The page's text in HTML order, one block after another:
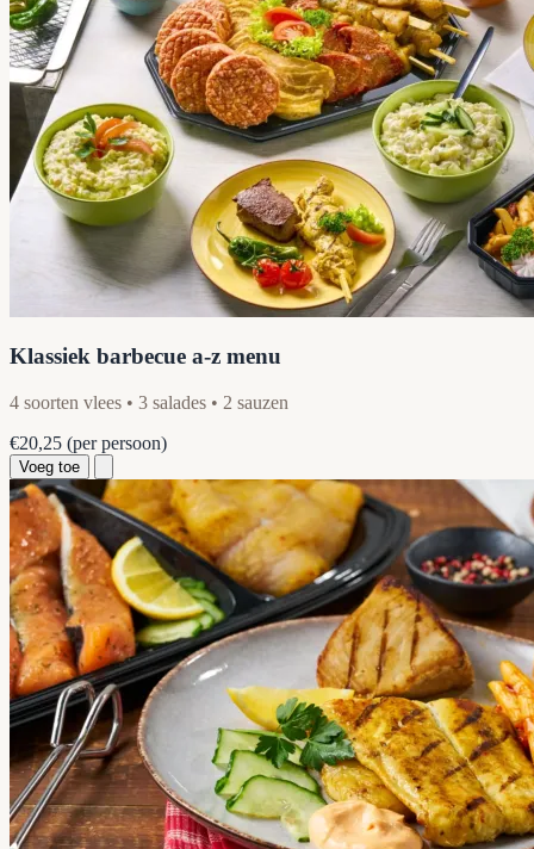
Klassiek barbecue a-z menu
4 soorten vlees • 3 salades • 2 sauzen
€20,25 (per persoon)
Voeg toe